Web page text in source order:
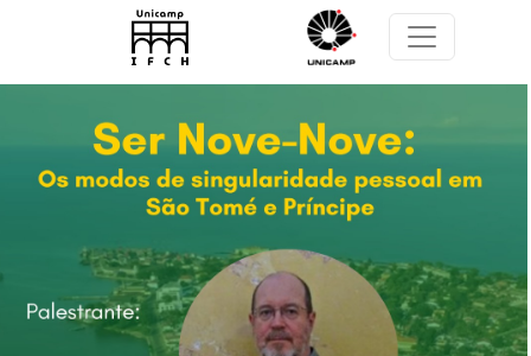
Pular para o conteúdo principal